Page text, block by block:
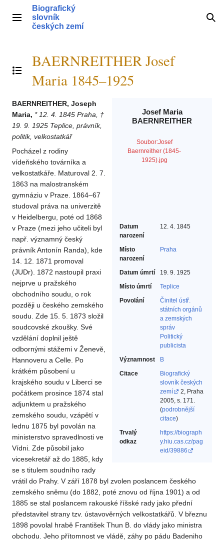
obsahHlavní menu
Biografický
slovník
českých zemí
Přepnout obsah
BAERNREITHER Josef
Maria 1845–1925
Josef Maria
BAERNREITHER
Soubor:Josef
Baernreither (1845-
1925).jpg
Datum
narození
12. 4. 1845
Místo
narození
Praha
Datum úmrtí
19. 9. 1925
Místo úmrtí
Teplice
Povolání
Činitel ústř.
státních orgánů
a zemských
správ‎
Politický
publicista‎
Významnost
B
Citace
Biografický
slovník českých
zemí
2, Praha
2005, s. 171.
(podrobnější
citace)
Trvalý
odkaz
https://biograph
y.hiu.cas.cz/pag
eid/39886
BAERNREITHER, Joseph
Maria, * 12. 4. 1845 Praha, †
19. 9. 1925 Teplice, právník,
politik, velkostatkář
Pocházel z rodiny
vídeňského továrníka a
velkostatkáře. Maturoval 2. 7.
1863 na malostranském
gymnáziu v Praze. 1864–67
studoval práva na univerzitě
v Heidelbergu, poté od 1868
v Praze (mezi jeho učiteli byl
např. významný český
právník Antonín Randa), kde
14. 12. 1871 promoval
(JUDr). 1872 nastoupil praxi
nejprve u pražského
obchodního soudu, o rok
později u českého zemského
soudu. Zde 15. 5. 1873 složil
soudcovské zkoušky. Své
vzdělání doplnil ještě
odbornými stážemi v Ženevě,
Hannoveru a Celle. Po
krátkém působení u
krajského soudu v Liberci se
počátkem prosince 1874 stal
adjunktem u pražského
zemského soudu, vzápětí v
lednu 1875 byl povolán na
ministerstvo spravedlnosti ve
Vídni. Zde působil jako
vicesekretář až do 1885, kdy
se s titulem soudního rady
vrátil do Prahy. V září 1878 byl zvolen poslancem českého
zemského sněmu (do 1882, poté znovu od října 1901) a od
1885 se stal poslancem rakouské říšské rady jako přední
představitel strany tzv. ústavověrných velkostatkářů. V březnu
1898 povolal hrabě František Thun B. do vlády jako ministra
obchodu. Jeho přítomnost ve vládě, záhy po pádu Badeniho